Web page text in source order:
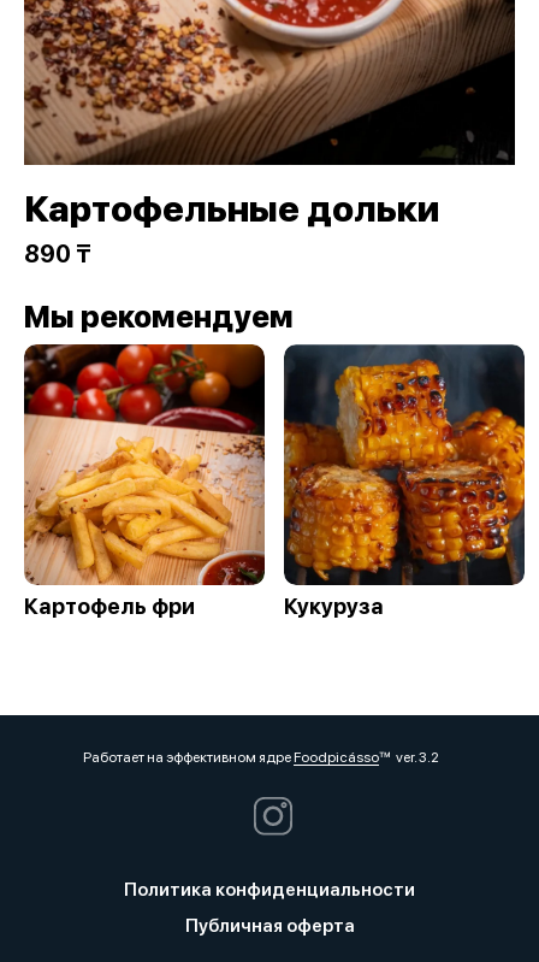
Картофельные дольки
890 ₸
Мы рекомендуем
Картофель фри Кукуруза
Работает на эффективном ядреFoodpicássover. 3.2
Политика конфиденциальности
Публичная оферта